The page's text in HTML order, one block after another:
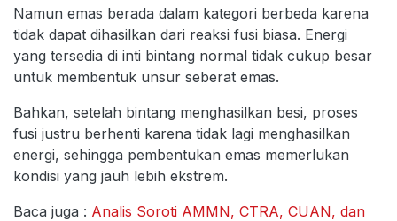
Namun emas berada dalam kategori berbeda karena
tidak dapat dihasilkan dari reaksi fusi biasa. Energi
yang tersedia di inti bintang normal tidak cukup besar
untuk membentuk unsur seberat emas.
Bahkan, setelah bintang menghasilkan besi, proses
fusi justru berhenti karena tidak lagi menghasilkan
energi, sehingga pembentukan emas memerlukan
kondisi yang jauh lebih ekstrem.
Baca juga : Analis Soroti AMMN, CTRA, CUAN, dan